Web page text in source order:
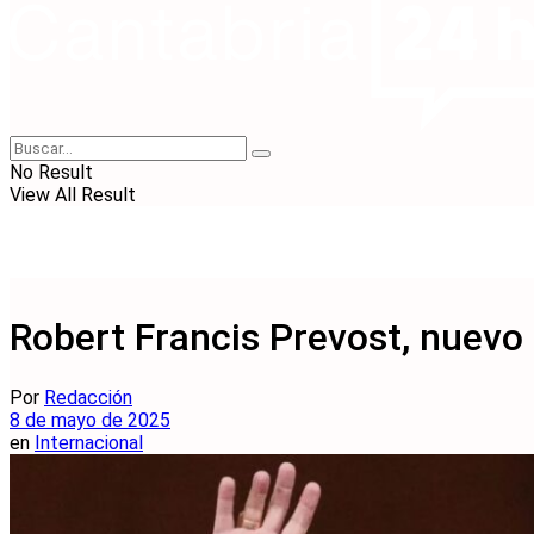
No Result
View All Result
Robert Francis Prevost, nuevo
Por Redacción
8 de mayo de 2025
en Internacional